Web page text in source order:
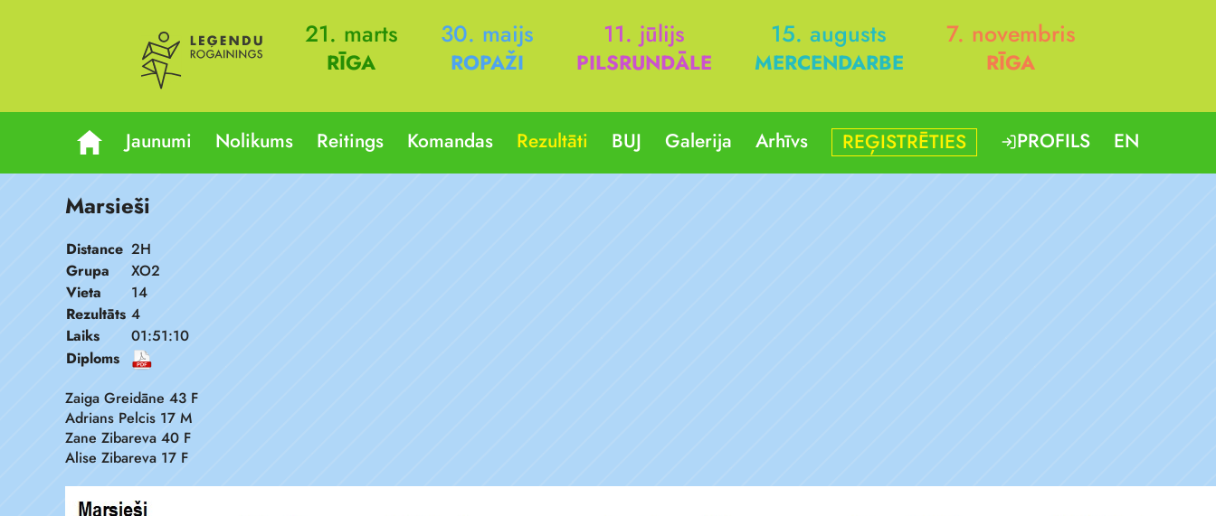
21. marts
RĪGA
30. maijs
ROPAŽI
11. jūlijs
PILSRUNDĀLE
15. augusts
MERCENDARBE
7. novembris
RĪGA
Jaunumi Nolikums Reitings Komandas Rezultāti BUJ Galerija Arhīvs REĢISTRĒTIES PROFILS EN
Marsieši
Distance 2H
Grupa
XO2
Vieta
14
Rezultāts 4
Laiks
01:51:10
Diploms
Zaiga Greidāne 43 F
Adrians Pelcis 17 M
Zane Zibareva 40 F
Alise Zibareva 17 F